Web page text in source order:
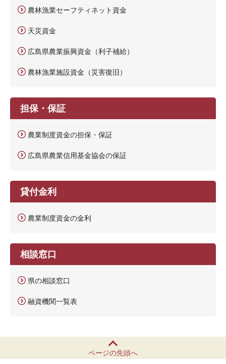
農林漁業セーフティネット資金
天災資金
広島県農業振興資金（利子補給）
農林漁業施設資金（災害復旧）
担保・保証
農業制度資金の担保・保証
広島県農業信用基金協会の保証
貸付金利
農業制度資金の金利
相談窓口
県の相談窓口
融資機関一覧表
ページの先頭へ